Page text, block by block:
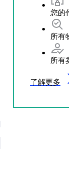
您的
所有
所有
了解更多